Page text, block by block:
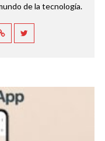
de la tecnología.